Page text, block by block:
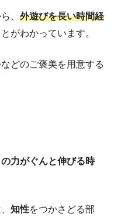
、 外遊びを長い時間経
とがわかっています。
どのご褒美を用意する
力がぐんと伸びる時
知性をつかさどる部